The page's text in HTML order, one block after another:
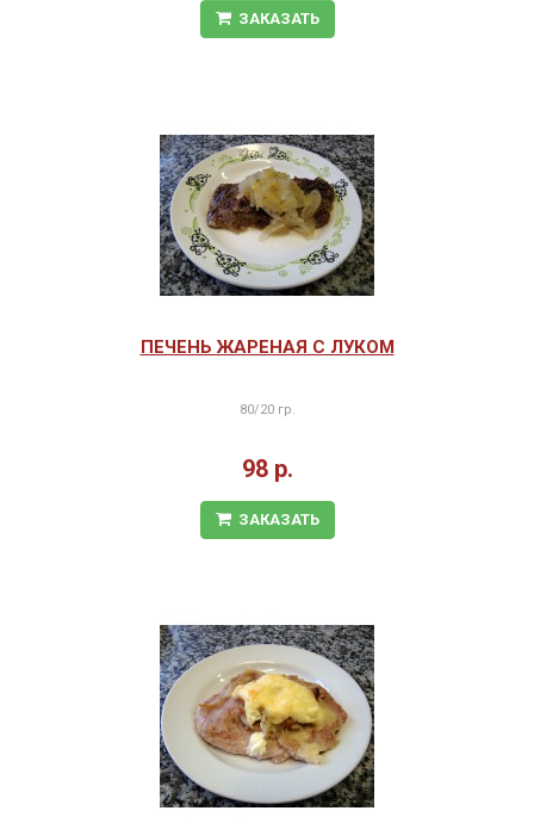
ЗАКАЗАТЬ
ПЕЧЕНЬ ЖАРЕНАЯ С ЛУКОМ
80/20 гр.
98 р.
ЗАКАЗАТЬ